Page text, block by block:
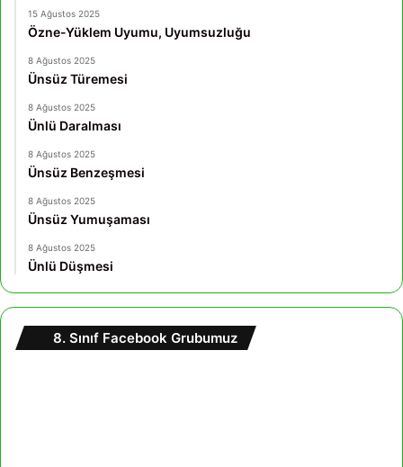
15 Ağustos 2025
Özne-Yüklem Uyumu, Uyumsuzluğu
8 Ağustos 2025
Ünsüz Türemesi
8 Ağustos 2025
Ünlü Daralması
8 Ağustos 2025
Ünsüz Benzeşmesi
8 Ağustos 2025
Ünsüz Yumuşaması
8 Ağustos 2025
Ünlü Düşmesi
8. Sınıf Facebook Grubumuz